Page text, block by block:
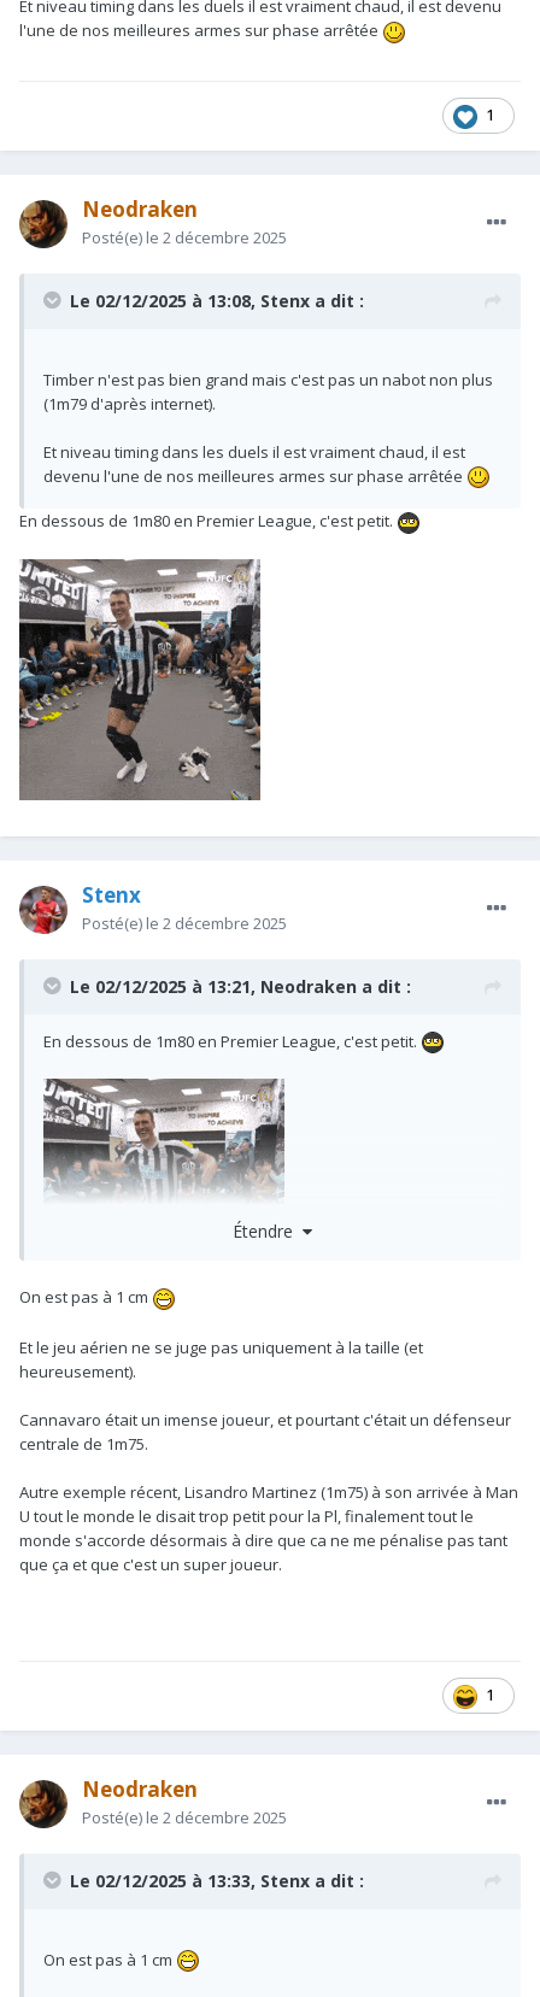
Et niveau timing dans les duels il est vraiment chaud, il est devenu
l'une de nos meilleures armes sur phase arrêtée
1
Neodraken
Posté(e) le 2 décembre 2025
Le 02/12/2025 à 13:08, Stenx a dit :
Timber n'est pas bien grand mais c'est pas un nabot non plus
(1m79 d'après internet).
Et niveau timing dans les duels il est vraiment chaud, il est
devenu l'une de nos meilleures armes sur phase arrêtée
En dessous de 1m80 en Premier League, c'est petit.
Stenx
Posté(e) le 2 décembre 2025
Le 02/12/2025 à 13:21, Neodraken a dit :
En dessous de 1m80 en Premier League, c'est petit.
Étendre
On est pas à 1 cm
Et le jeu aérien ne se juge pas uniquement à la taille (et
heureusement).
Cannavaro était un imense joueur, et pourtant c'était un défenseur
centrale de 1m75.
Autre exemple récent, Lisandro Martinez (1m75) à son arrivée à Man
U tout le monde le disait trop petit pour la Pl, finalement tout le
monde s'accorde désormais à dire que ca ne me pénalise pas tant
que ça et que c'est un super joueur.
1
Neodraken
Posté(e) le 2 décembre 2025
Le 02/12/2025 à 13:33, Stenx a dit :
On est pas à 1 cm